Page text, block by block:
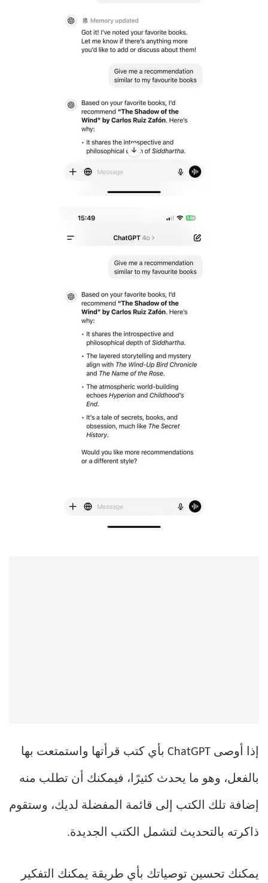
إذا أوصى ChatGPT بأي كتب قرأتها واستمتعت بها
بالفعل، وهو ما يحدث كثيرًا، فيمكنك أن تطلب منه
إضافة تلك الكتب إلى قائمة المفضلة لديك، وستقوم
ذاكرته بالتحديث لتشمل الكتب الجديدة.
يمكنك تحسين توصياتك بأي طريقة يمكنك التفكير